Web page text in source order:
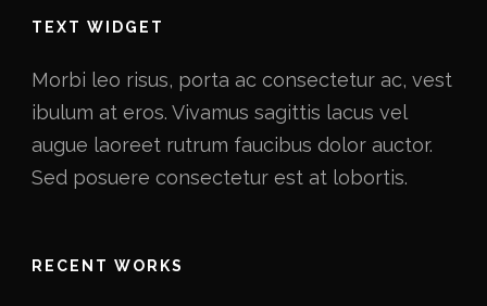
TEXT WIDGET
Morbi leo risus, porta ac consectetur ac, vest
ibulum at eros. Vivamus sagittis lacus vel
augue laoreet rutrum faucibus dolor auctor.
Sed posuere consectetur est at lobortis.
RECENT WORKS